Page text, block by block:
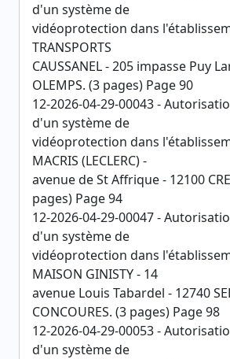
d'un système de
vidéoprotection dans
TRANSPORTS
CAUSSANEL - 205 impasse Puy
OLEMPS. (3 pages) Page 90
12-2026-04-29-00043 -
d'un système de
vidéoprotection dans
MACRIS (LECLERC) -
avenue de St Affrique - 12100
pages) Page 94
12-2026-04-29-00047 -
d'un système de
vidéoprotection dans
MAISON GINISTY - 14
avenue Louis Tabardel - 12740
CONCOURES. (3 pages) Page 98
12-2026-04-29-00053 -
d'un système de